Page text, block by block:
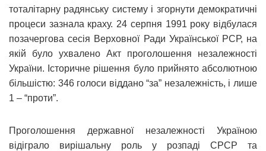
тоталітарну радянську систему і згорнути демократичні
процеси зазнала краху. 24 серпня 1991 року відбулася
позачергова сесія Верховної Ради Української РСР, на
якій було ухвалено Акт проголошення незалежності
України. Історичне рішення було прийнято абсолютною
більшістю: 346 голоси віддано “за” незалежність, і лише
1 – “проти”.
Проголошення державної незалежності Україною
відіграло вирішальну роль у розпаді СРСР та